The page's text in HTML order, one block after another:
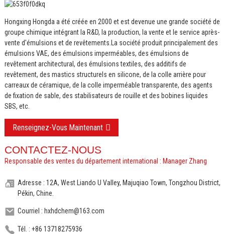
Hongxing Hongda a été créée en 2000 et est devenue une grande société de
groupe chimique intégrant la R&D, la production, la vente et le service après-
vente d'émulsions et de revêtements.
La société produit principalement des
émulsions VAE, des émulsions imperméables, des émulsions de
revêtement architectural, des émulsions textiles, des additifs de
revêtement, des mastics structurels en silicone, de la colle arrière pour
carreaux de céramique, de la colle imperméable transparente, des agents
de fixation de sable, des stabilisateurs de rouille et des bobines liquides
SBS, etc.
Renseignez-Vous Maintenant
CONTACTEZ-NOUS
Responsable des ventes du département international : Manager Zhang
Adresse : 12A, West Liando U Valley, Majuqiao Town, Tongzhou District,
Pékin, Chine.
Courriel : hxhdchem@163.com
Tél. : +86 13718275936